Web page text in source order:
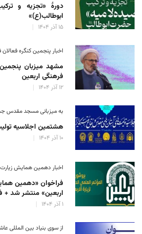
دورهٔ «تجزیه و
ابوطالب(ع)»
۱۵ آذر ۱۴۰۴
اخبار پنجمین کنگره فعالان
مشهد میزبان پنجمین
فرهنگی اربعین
۱۲ آذر ۱۴۰۴
به میزبانی مسجد مقدس
هشتمین اجلاسیه
۱۰ آذر ۱۴۰۴
اخبار دهمین همایش زیارت
فراخوان «دهمین
اربعین» منتشر شد +
۱ آذر ۱۴۰۴
از سوی بنیاد بین المللی